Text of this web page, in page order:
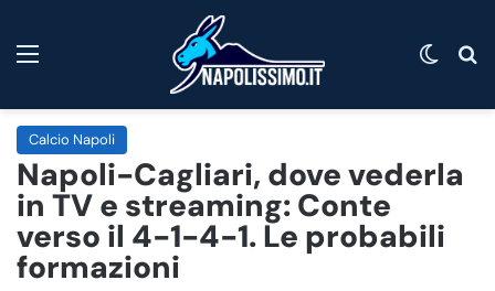
Calcio Napoli
Napoli-Cagliari, dove vederla
in TV e streaming: Conte
verso il 4-1-4-1. Le probabili
formazioni